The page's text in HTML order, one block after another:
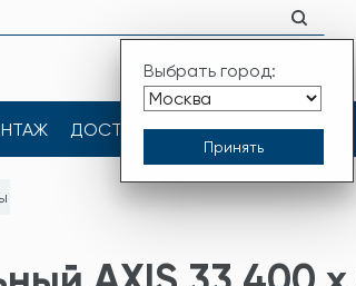
Выбрать город:
ДОСТАВКА КОНТАКТЫ